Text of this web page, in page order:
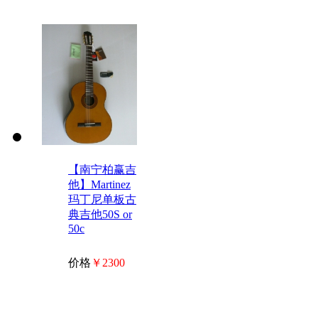
【南宁柏赢吉
他】Martinez
玛丁尼单板古
典吉他50S or
50c
价格 ￥2300